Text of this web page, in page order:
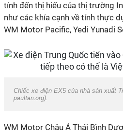
tính đến thị hiếu của thị trường
như các khía cạnh về tính thực
WM Motor Pacific, Yedi Yunadi
Chiếc xe điện EX5 của nhà sản xuất
paultan.org).
WM Motor Châu Á Thái Bình